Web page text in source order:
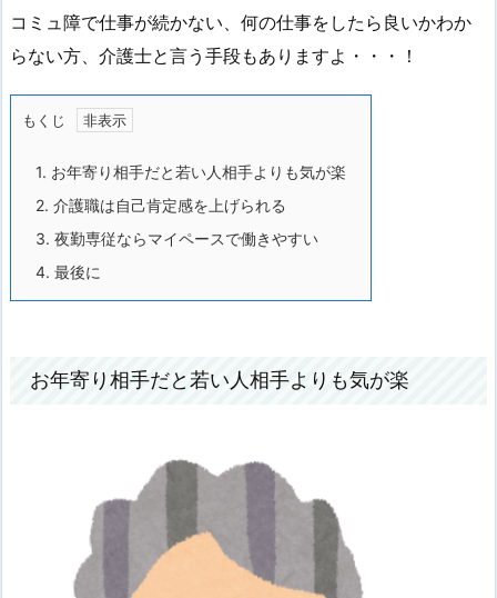
コミュ障で仕事が続かない、何の仕事をしたら良いかわか
らない方、介護士と言う手段もありますよ・・・！
もくじ
1. お年寄り相手だと若い人相手よりも気が楽
2. 介護職は自己肯定感を上げられる
3. 夜勤専従ならマイペースで働きやすい
4. 最後に
お年寄り相手だと若い人相手よりも気が楽